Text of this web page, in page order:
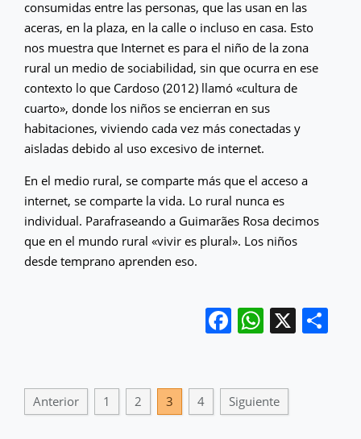
consumidas entre las personas, que las usan en las
aceras, en la plaza, en la calle o incluso en casa. Esto
nos muestra que Internet es para el niño de la zona
rural un medio de sociabilidad, sin que ocurra en ese
contexto lo que Cardoso (2012) llamó «cultura de
cuarto», donde los niños se encierran en sus
habitaciones, viviendo cada vez más conectadas y
aisladas debido al uso excesivo de internet.
En el medio rural, se comparte más que el acceso a
internet, se comparte la vida. Lo rural nunca es
individual. Parafraseando a Guimarães Rosa decimos
que en el mundo rural «vivir es plural». Los niños
desde temprano aprenden eso.
Facebook
X
Anterior 1 2 3 4 Siguiente